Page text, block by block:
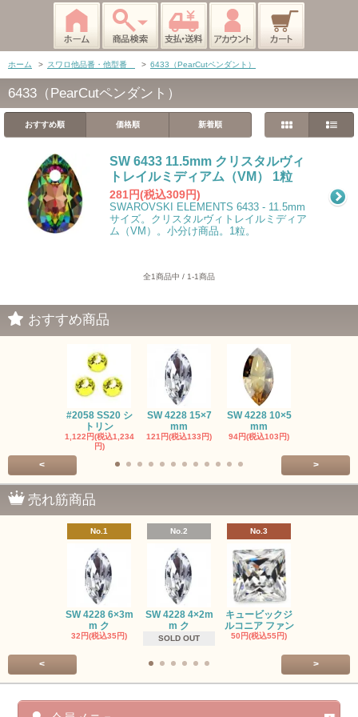
ホーム > スワロ他品番・他型番 > 6433（PearCutペンダント）
6433（PearCutペンダント）
おすすめ順 価格順 新着順
SW 6433 11.5mm クリスタルヴィ
トレイルミディアム（VM） 1粒
281円(税込309円)
SWAROVSKI ELEMENTS 6433 - 11.5mm
サイズ。クリスタルヴィトレイルミディア
ム（VM）。小分け商品。1粒。
全1商品中 / 1-1商品
おすすめ商品
#2058 SS20 シ
トリン
1,122円(税込1,234
円)
SW 4228 15×7
mm
121円(税込133円)
SW 4228 10×5
mm
94円(税込103円)
< >
売れ筋商品
No.1
SW 4228 6×3m
m ク
32円(税込35円)
No.2
SW 4228 4×2m
m ク
SOLD OUT
No.3
キュービックジ
ルコニア ファン
50円(税込55円)
< >